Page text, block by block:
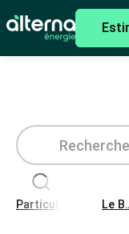
Particuliers Le